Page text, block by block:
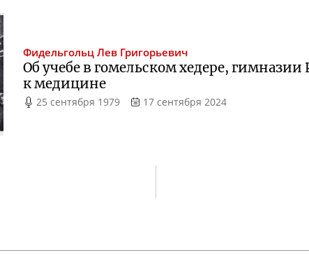
Фидельгольц Лев Григорьевич
Об учебе в гомельском хедере,
к медицине
25 сентября 1979 17 сентября 2024